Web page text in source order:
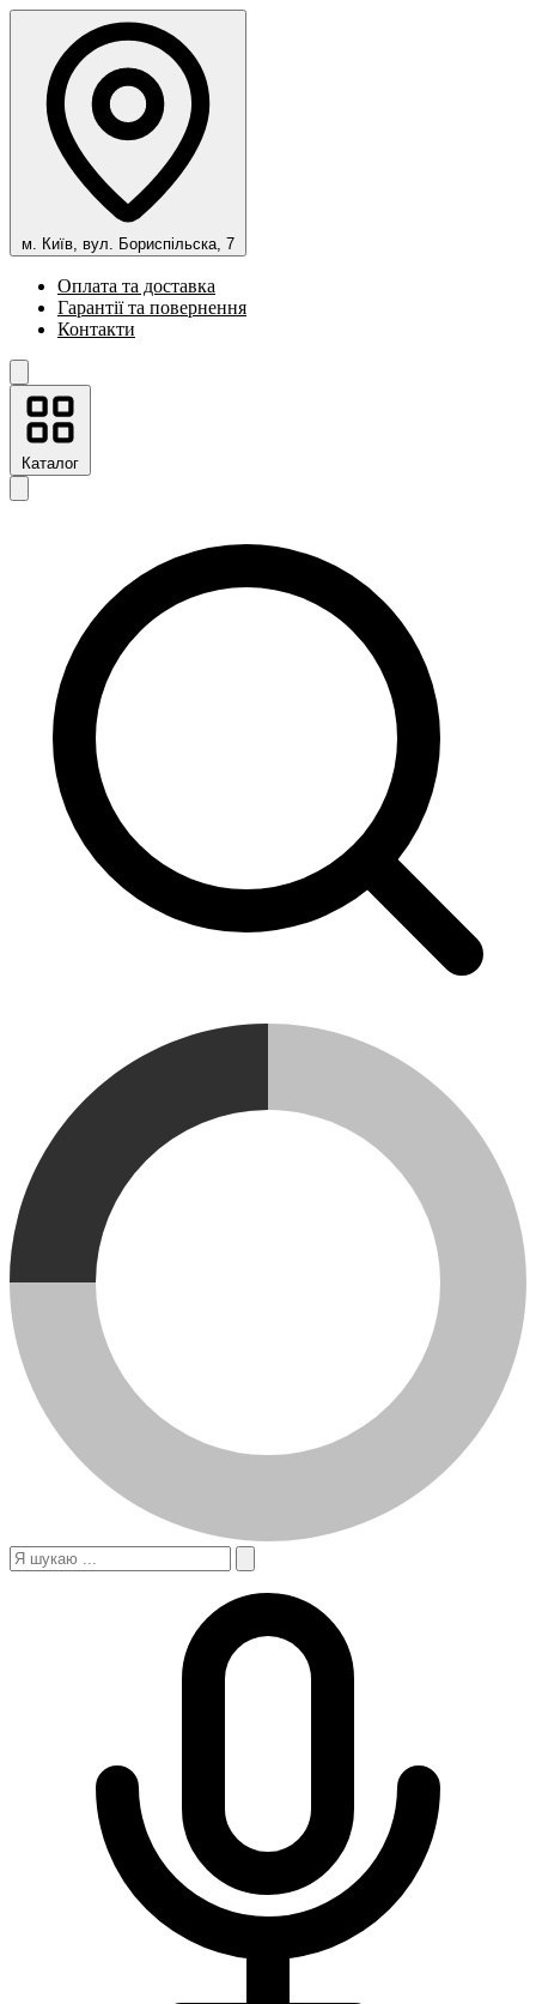
м. Київ, вул. Бориспільска, 7
Оплата та доставка
Гарантії та повернення
Контакти
Каталог